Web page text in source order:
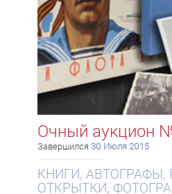
Очный аукцион
Завершился 30 Июля 2015
КНИГИ, АВТОГРАФЫ,
ОТКРЫТКИ,